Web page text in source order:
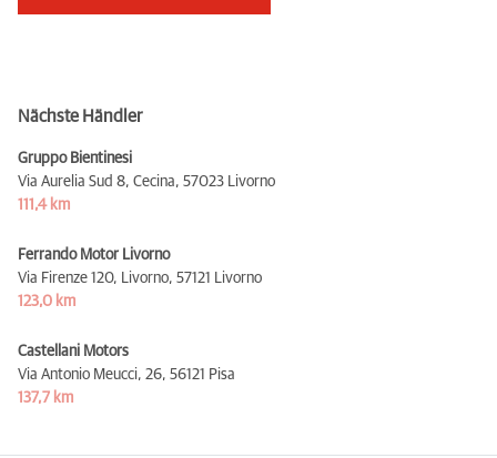
Nächste Händler
Gruppo Bientinesi
Via Aurelia Sud 8, Cecina, 57023 Livorno
111,4 km
Ferrando Motor Livorno
Via Firenze 120, Livorno, 57121 Livorno
123,0 km
Castellani Motors
Via Antonio Meucci, 26, 56121 Pisa
137,7 km